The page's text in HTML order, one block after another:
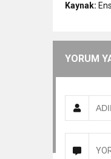
Kaynak:
YORUM